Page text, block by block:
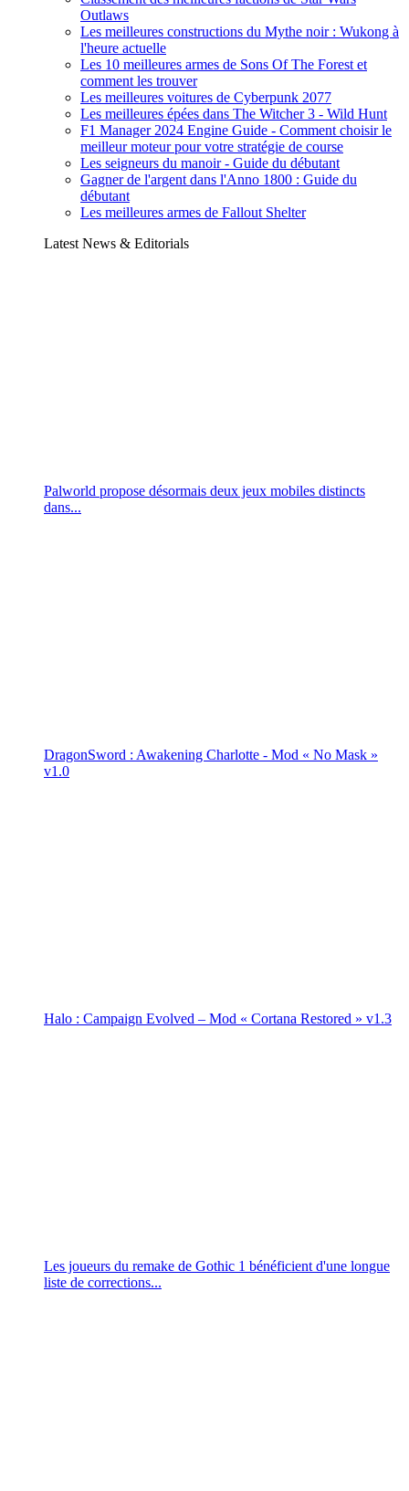
Outlaws
Les meilleures constructions du Mythe noir : Wukong à
l'heure actuelle
Les 10 meilleures armes de Sons Of The Forest et
comment les trouver
Les meilleures voitures de Cyberpunk 2077
Les meilleures épées dans The Witcher 3 - Wild Hunt
F1 Manager 2024 Engine Guide - Comment choisir le
meilleur moteur pour votre stratégie de course
Les seigneurs du manoir - Guide du débutant
Gagner de l'argent dans l'Anno 1800 : Guide du
débutant
Les meilleures armes de Fallout Shelter
Latest News & Editorials
Palworld propose désormais deux jeux mobiles distincts
dans...
DragonSword : Awakening Charlotte - Mod « No Mask »
v1.0
Halo : Campaign Evolved – Mod « Cortana Restored » v1.3
Les joueurs du remake de Gothic 1 bénéficient d'une longue
liste de corrections...